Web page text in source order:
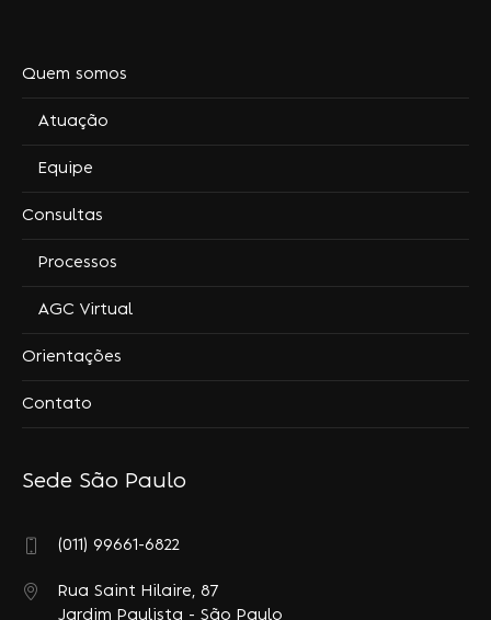
Quem somos
Atuação
Equipe
Consultas
Processos
AGC Virtual
Orientações
Contato
Sede São Paulo
(011) 99661-6822
Rua Saint Hilaire, 87
Jardim Paulista - São Paulo